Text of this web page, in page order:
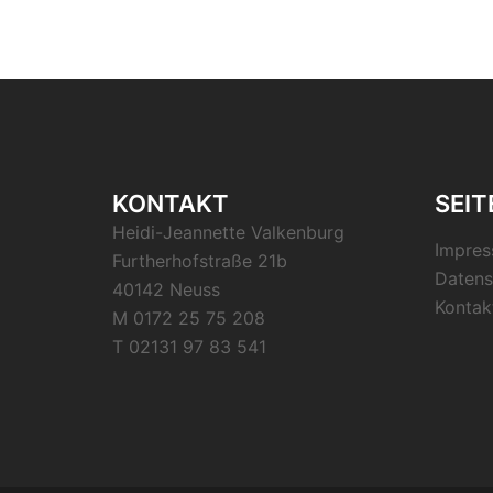
KONTAKT
Heidi-Jeannette Valkenburg
Furtherhofstraße 21b
40142 Neuss
M 0172 25 75 208
T 02131 97 83 541